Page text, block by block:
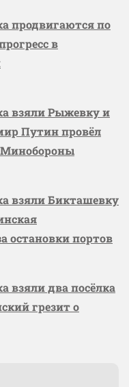
продвигаются по
в
взяли Рыжевку и
Путин провёл
Минобороны
взяли Бикташевку
остановки портов
взяли два посёлка
грезит о